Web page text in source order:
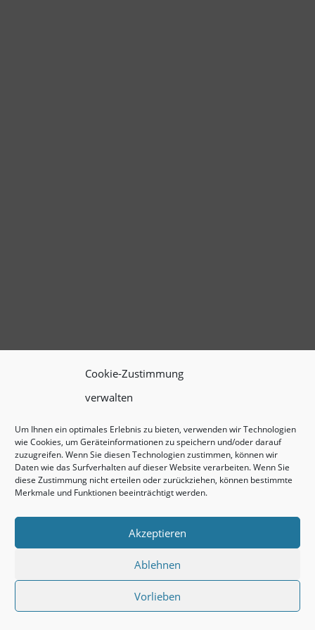
Cookie-Zustimmung
verwalten
Um Ihnen ein optimales Erlebnis zu bieten, verwenden wir Technologien
wie Cookies, um Geräteinformationen zu speichern und/oder darauf
zuzugreifen. Wenn Sie diesen Technologien zustimmen, können wir
Daten wie das Surfverhalten auf dieser Website verarbeiten. Wenn Sie
diese Zustimmung nicht erteilen oder zurückziehen, können bestimmte
Merkmale und Funktionen beeinträchtigt werden.
Akzeptieren
Ablehnen
Vorlieben